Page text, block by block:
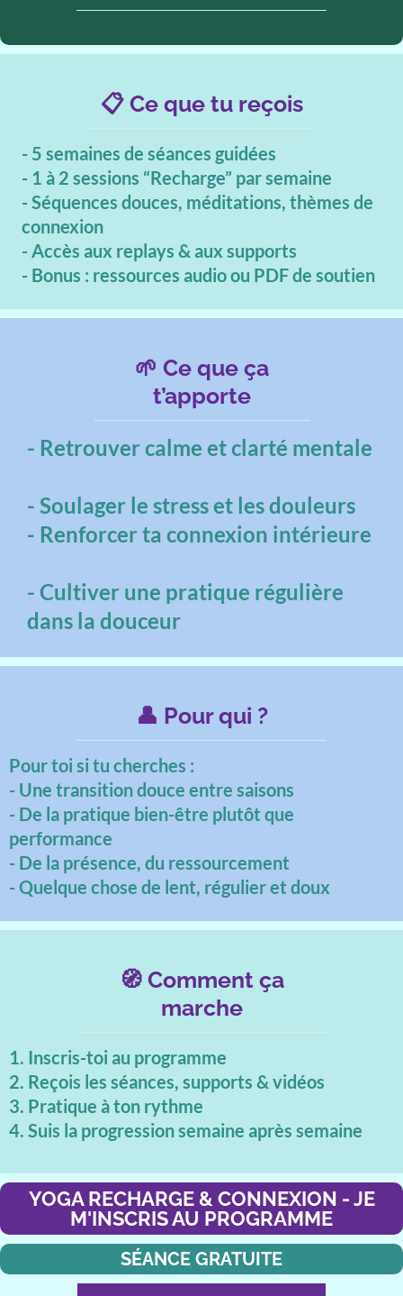
📋 Ce que tu reçois
- 5 semaines de séances guidées
- 1 à 2 sessions “Recharge” par semaine
- Séquences douces, méditations, thèmes de
connexion
- Accès aux replays & aux supports
- Bonus : ressources audio ou PDF de soutien
🌱 Ce que ça
t’apporte
- Retrouver calme et clarté mentale
- Soulager le stress et les douleurs
- Renforcer ta connexion intérieure
- Cultiver une pratique régulière
dans la douceur
👤 Pour qui ?
Pour toi si tu cherches :
- Une transition douce entre saisons
- De la pratique bien-être plutôt que
performance
- De la présence, du ressourcement
- Quelque chose de lent, régulier et doux
🧭 Comment ça
marche
1. Inscris-toi au programme
2. Reçois les séances, supports & vidéos
3. Pratique à ton rythme
4. Suis la progression semaine après semaine
YOGA RECHARGE & CONNEXION - JE
M'INSCRIS AU PROGRAMME
SÉANCE GRATUITE